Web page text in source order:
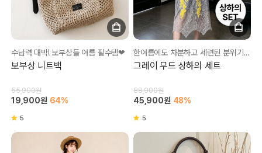
수납력 대박! 보부상들 여름 필수템❤
보부상 니트백
55,900원
19,900원 64%
5
한여름에도 차분하고 세련된 분위기 원하시는분들?!
그레이 무드 상하의 세트
88,900원
45,900원 48%
5